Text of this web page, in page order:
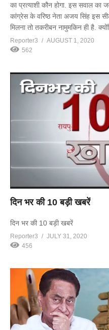
का प्रत्याशी कौन होगा. इस सवाल
कांग्रेस के वरिष्ठ नेता अजय सिंह इस
मिलना तो तकरीबन नामुमकिन ही है.
Reporter3
AUGUST 1, 2020
562
दिन भर की 10 बड़ी खबरें
दिन भर की 10 बड़ी खबरें
Reporter3
JULY 31, 2020
456